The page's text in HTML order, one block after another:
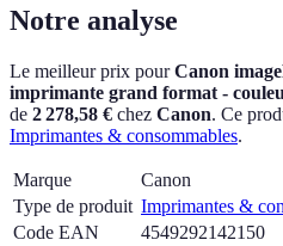
Notre analyse
Le meilleur prix pourCanon
imprimante grand format -
de 2 278,58 € chez Canon. Ce
Imprimantes & consommables.
Marque
Canon
Type de produit Imprimantes &
Code EAN
4549292142150